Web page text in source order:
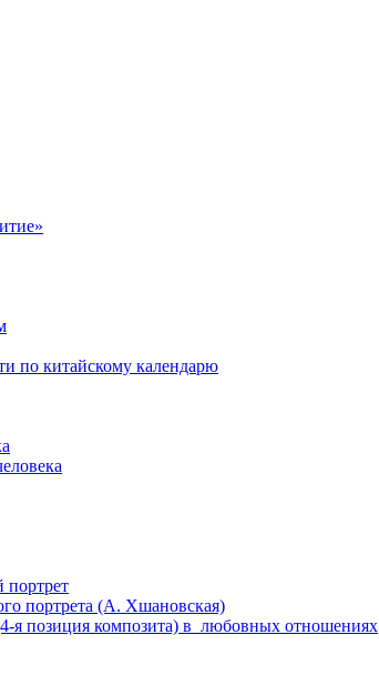
по китайскому календарю
портрет
портрета (А. Хшановская)
я позиция композита) в любовных отношениях